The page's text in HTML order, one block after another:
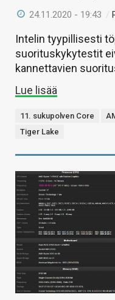
24.11.2020 - 19:43 /
Intelin tyypillisesti
suorituskykytestit
kannettavien
Lue lisää
11. sukupolven Core
Tiger Lake